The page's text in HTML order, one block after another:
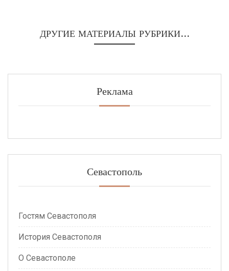
ДРУГИЕ МАТЕРИАЛЫ РУБРИКИ...
Реклама
Севастополь
Гостям Севастополя
История Севастополя
О Севастополе